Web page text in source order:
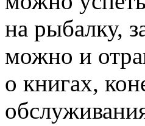
на рыбалку,
можно и
о книгах,